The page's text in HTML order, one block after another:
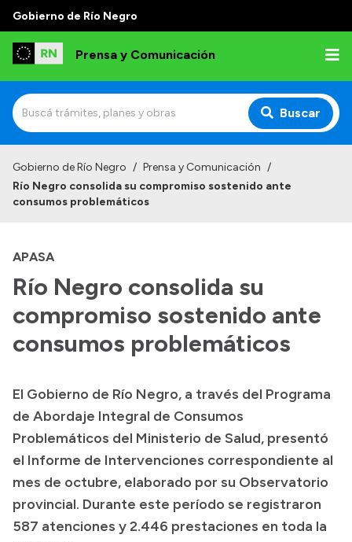
Gobierno de Río Negro
Prensa y Comunicación
Buscar
Institucional
Referentes de prensa
Archivo de noticias
Transparencia
Boletín Oficial
Compras y licitaciones
Consulta de expedientes
Consulta de pago a proveedores
Convocatorias
Intranet
Gobierno de Río Negro / Prensa y Comunicación /
Río Negro consolida su compromiso sostenido ante
consumos problemáticos
APASA
Río Negro consolida su
compromiso sostenido ante
consumos problemáticos
El Gobierno de Río Negro, a través del Programa
de Abordaje Integral de Consumos
Problemáticos del Ministerio de Salud, presentó
el Informe de Intervenciones correspondiente al
mes de octubre, elaborado por su Observatorio
provincial. Durante este período se registraron
587 atenciones y 2.446 prestaciones en toda la